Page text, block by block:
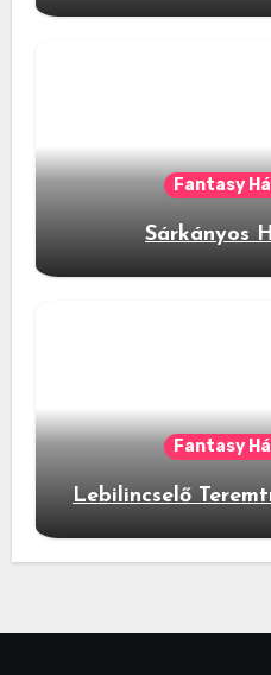
Fantasy
Sárkányos
Fantasy
Lebilincselő